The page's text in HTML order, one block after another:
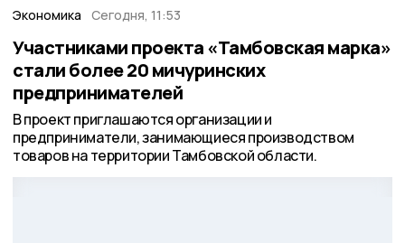
Экономика Сегодня, 11:53
Участниками проекта «Тамбовская марка»
стали более 20 мичуринских
предпринимателей
В проект приглашаются организации и
предприниматели, занимающиеся производством
товаров на территории Тамбовской области.